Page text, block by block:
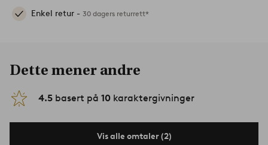
Enkel retur - 30 dagers returrett*
Dette mener andre
4.5 basert på 10 karaktergivninger
Vis alle omtaler (2)